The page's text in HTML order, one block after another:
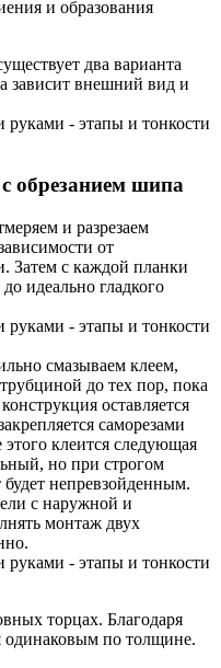
и образования
два варианта
зависит внешний вид и
обрезанием шипа
и разрезаем
от
Затем с каждой планки
идеально гладкого
смазываем клеем,
до тех пор, пока
оставляется
саморезами
клеится следующая
но при строгом
будет непревзойденным.
с наружной и
монтаж двух
торцах. Благодаря
одинаковым по толщине.